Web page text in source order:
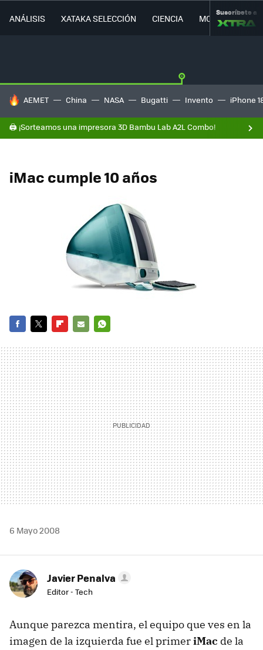
ANÁLISIS XATAKA SELECCIÓN CIENCIA MOVILIDAD
Suscríbete a
HOY SE HABLA DE
AEMET China NASA Bugatti Invento iPhone
🖨️ ¡Sorteamos una impresora 3D Bambu Lab A2L Combo!
iMac cumple 10 años
MAIL
6 Mayo 2008
Javier Penalva
Editor - Tech
Aunque parezca mentira, el equipo que ves en la
imagen de la izquierda fue el primeriMac de la